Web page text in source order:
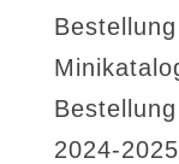
2024-2025